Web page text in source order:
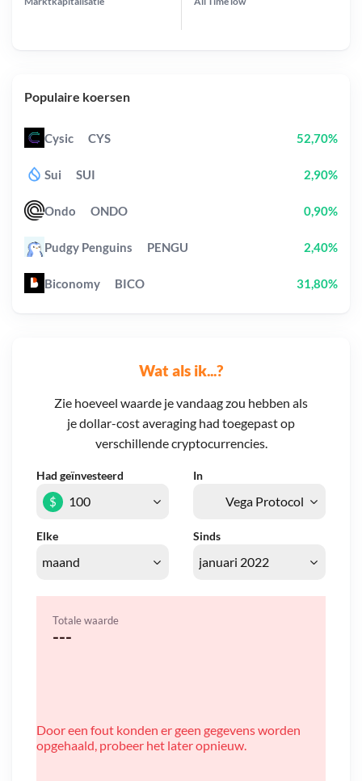
Wat als ik...?
Zie hoeveel waarde je vandaag zou hebben als
je dollar-cost averaging had toegepast op
verschillende cryptocurrencies.
Had geïnvesteerd In
Elke Sinds
$
Totale waarde
---
Door een fout konden er geen gegevens worden
opgehaald, probeer het later opnieuw.
Populaire koersen
Cysic CYS 52,70%
Sui SUI 2,90%
Ondo ONDO 0,90%
Pudgy Penguins PENGU 2,40%
Biconomy BICO 31,80%